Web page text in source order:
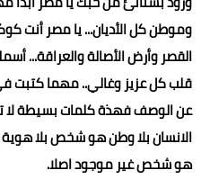
وموطن كل الأديان... يا مصر أنت
القصر وأرض الأصالة والعراقة...
قلب كل عزيز وغالي.. مهما كتبت
عن الوصف فهذة كلمات بسيطة لا
الانسان بلا وطن هو شخص بلا
هو شخص غير موجود اصلا.